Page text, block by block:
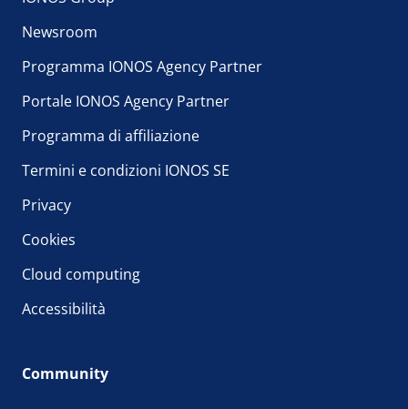
Newsroom
Programma IONOS Agency Partner
Portale IONOS Agency Partner
Programma di affiliazione
Termini e condizioni IONOS SE
Privacy
Cookies
Cloud computing
Accessibilità
Community